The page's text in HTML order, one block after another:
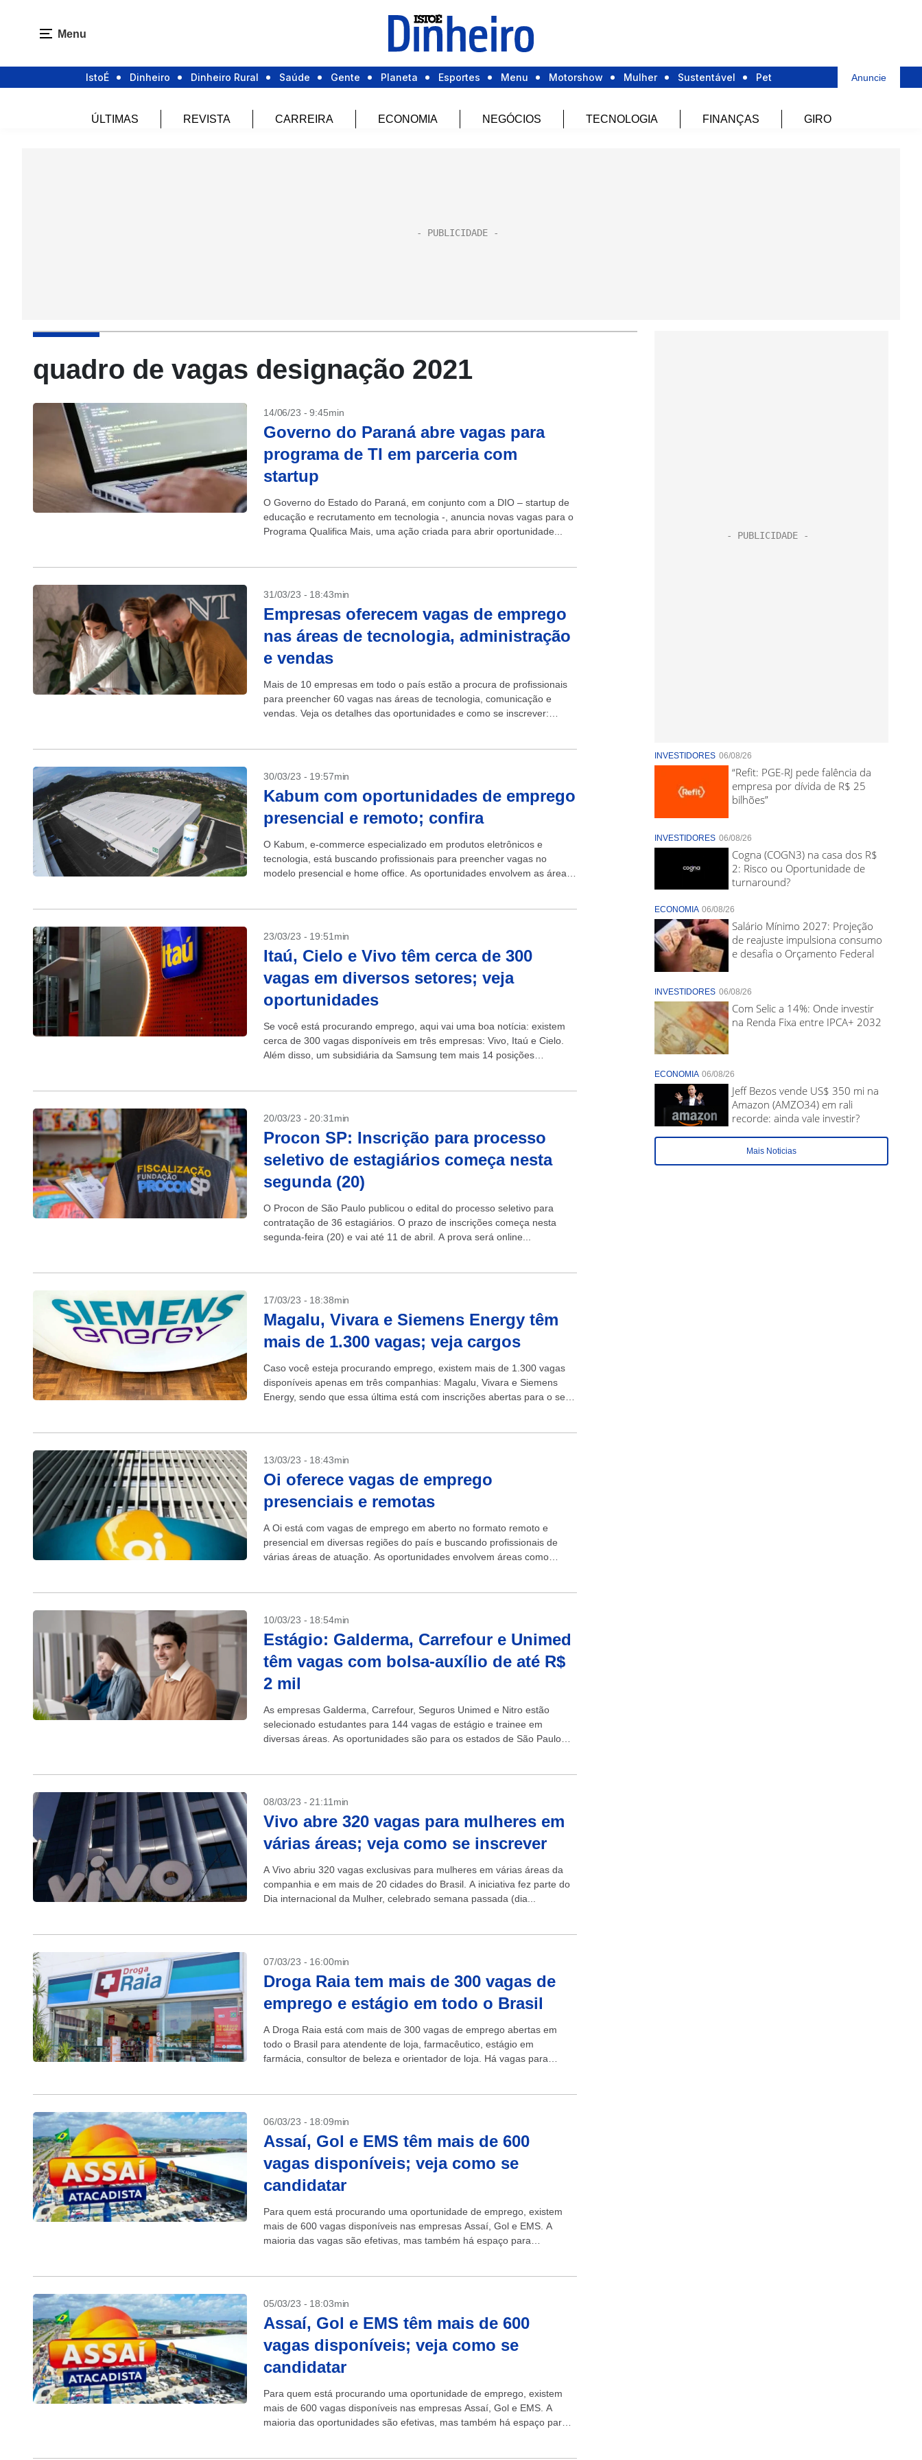
Menu
IstoÉ Dinheiro Dinheiro Rural Saúde Gente Planeta Esportes Menu Motorshow Mulher Sustentável Pet Anuncie
ÚLTIMAS REVISTA CARREIRA ECONOMIA NEGÓCIOS TECNOLOGIA FINANÇAS GIRO
quadro de vagas designação 2021
14/06/23 - 9:45min
Governo do Paraná abre vagas para
programa de TI em parceria com
startup
O Governo do Estado do Paraná, em conjunto com a DIO – startup de
educação e recrutamento em tecnologia -, anuncia novas vagas para o
Programa Qualifica Mais, uma ação criada para abrir oportunidade...
31/03/23 - 18:43min
Empresas oferecem vagas de emprego
nas áreas de tecnologia, administração
e vendas
Mais de 10 empresas em todo o país estão a procura de profissionais
para preencher 60 vagas nas áreas de tecnologia, comunicação e
vendas. Veja os detalhes das oportunidades e como se inscrever:
30/03/23 - 19:57min
Kabum com oportunidades de emprego
presencial e remoto; confira
O Kabum, e-commerce especializado em produtos eletrônicos e
tecnologia, está buscando profissionais para preencher vagas no
modelo presencial e home office. As oportunidades envolvem as áreas
23/03/23 - 19:51min
Itaú, Cielo e Vivo têm cerca de 300
vagas em diversos setores; veja
oportunidades
Se você está procurando emprego, aqui vai uma boa notícia: existem
cerca de 300 vagas disponíveis em três empresas: Vivo, Itaú e Cielo.
Além disso, um subsidiária da Samsung tem mais 14 posições
20/03/23 - 20:31min
Procon SP: Inscrição para processo
seletivo de estagiários começa nesta
segunda (20)
O Procon de São Paulo publicou o edital do processo seletivo para
contratação de 36 estagiários. O prazo de inscrições começa nesta
segunda-feira (20) e vai até 11 de abril. A prova será online...
17/03/23 - 18:38min
Magalu, Vivara e Siemens Energy têm
mais de 1.300 vagas; veja cargos
Caso você esteja procurando emprego, existem mais de 1.300 vagas
disponíveis apenas em três companhias: Magalu, Vivara e Siemens
Energy, sendo que essa última está com inscrições abertas para o seu
13/03/23 - 18:43min
Oi oferece vagas de emprego
presenciais e remotas
A Oi está com vagas de emprego em aberto no formato remoto e
presencial em diversas regiões do país e buscando profissionais de
várias áreas de atuação. As oportunidades envolvem áreas como
10/03/23 - 18:54min
Estágio: Galderma, Carrefour e Unimed
têm vagas com bolsa-auxílio de até R$
2 mil
As empresas Galderma, Carrefour, Seguros Unimed e Nitro estão
selecionado estudantes para 144 vagas de estágio e trainee em
diversas áreas. As oportunidades são para os estados de São Paulo
08/03/23 - 21:11min
Vivo abre 320 vagas para mulheres em
várias áreas; veja como se inscrever
A Vivo abriu 320 vagas exclusivas para mulheres em várias áreas da
companhia e em mais de 20 cidades do Brasil. A iniciativa fez parte do
Dia internacional da Mulher, celebrado semana passada (dia...
07/03/23 - 16:00min
Droga Raia tem mais de 300 vagas de
emprego e estágio em todo o Brasil
A Droga Raia está com mais de 300 vagas de emprego abertas em
todo o Brasil para atendente de loja, farmacêutico, estágio em
farmácia, consultor de beleza e orientador de loja. Há vagas para
06/03/23 - 18:09min
Assaí, Gol e EMS têm mais de 600
vagas disponíveis; veja como se
candidatar
Para quem está procurando uma oportunidade de emprego, existem
mais de 600 vagas disponíveis nas empresas Assaí, Gol e EMS. A
maioria das vagas são efetivas, mas também há espaço para
05/03/23 - 18:03min
Assaí, Gol e EMS têm mais de 600
vagas disponíveis; veja como se
candidatar
Para quem está procurando uma oportunidade de emprego, existem
mais de 600 vagas disponíveis nas empresas Assaí, Gol e EMS. A
maioria das oportunidades são efetivas, mas também há espaço para
INVESTIDORES 06/08/26
“Refit: PGE-RJ pede falência da
empresa por dívida de R$ 25
bilhões”
INVESTIDORES 06/08/26
Cogna (COGN3) na casa dos R$
2: Risco ou Oportunidade de
turnaround?
ECONOMIA 06/08/26
Salário Mínimo 2027: Projeção
de reajuste impulsiona consumo
e desafia o Orçamento Federal
INVESTIDORES 06/08/26
Com Selic a 14%: Onde investir
na Renda Fixa entre IPCA+ 2032
ECONOMIA 06/08/26
Jeff Bezos vende US$ 350 mi na
Amazon (AMZO34) em rali
recorde: ainda vale investir?
Mais Noticias